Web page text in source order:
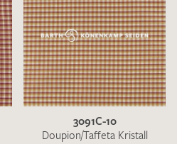
3091C-10
Doupion/Taffeta Kristall